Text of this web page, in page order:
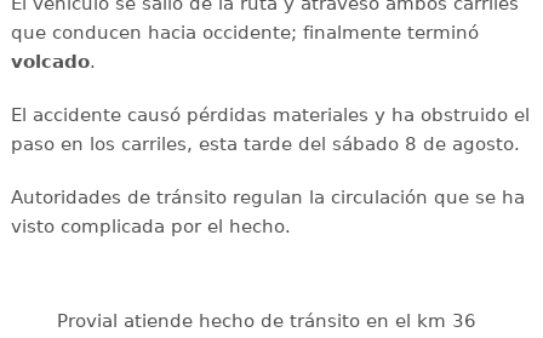
que conducen hacia occidente; finalmente terminó
volcado.
El accidente causó pérdidas materiales y ha obstruido el
paso en los carriles, esta tarde del sábado 8 de agosto.
Autoridades de tránsito regulan la circulación que se ha
visto complicada por el hecho.
Provial atiende hecho de tránsito en el km 36